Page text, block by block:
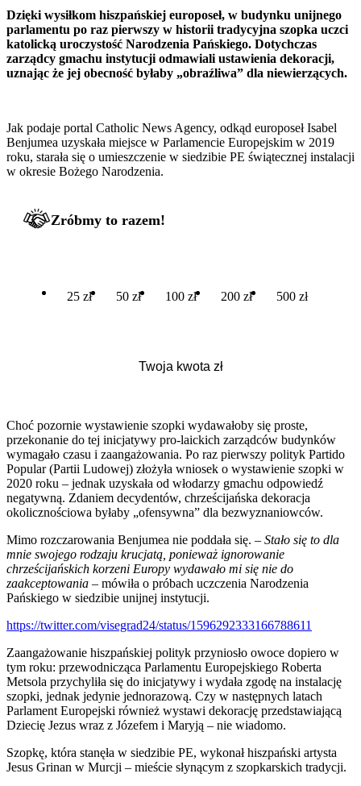
Dzięki wysiłkom hiszpańskiej europoseł, w budynku unijnego
parlamentu po raz pierwszy w historii tradycyjna szopka uczci
katolicką uroczystość Narodzenia Pańskiego. Dotychczas
zarządcy gmachu instytucji odmawiali ustawienia dekoracji,
uznając że jej obecność byłaby „obraźliwa” dla niewierzących.
Jak podaje portal Catholic News Agency, odkąd europoseł Isabel
Benjumea uzyskała miejsce w Parlamencie Europejskim w 2019
roku, starała się o umieszczenie w siedzibie PE świątecznej instalacji
w okresie Bożego Narodzenia.
Zróbmy to razem!
25 zł 50 zł 100 zł 200 zł 500 zł
Choć pozornie wystawienie szopki wydawałoby się proste,
przekonanie do tej inicjatywy pro-laickich zarządców budynków
wymagało czasu i zaangażowania. Po raz pierwszy polityk Partido
Popular (Partii Ludowej) złożyła wniosek o wystawienie szopki w
2020 roku – jednak uzyskała od włodarzy gmachu odpowiedź
negatywną. Zdaniem decydentów, chrześcijańska dekoracja
okolicznościowa byłaby „ofensywna” dla bezwyznaniowców.
Mimo rozczarowania Benjumea nie poddała się. – Stało się to dla
mnie swojego rodzaju krucjatą, ponieważ ignorowanie
chrześcijańskich korzeni Europy wydawało mi się nie do
zaakceptowania – mówiła o próbach uczczenia Narodzenia
Pańskiego w siedzibie unijnej instytucji.
https://twitter.com/visegrad24/status/1596292333166788611
Zaangażowanie hiszpańskiej polityk przyniosło owoce dopiero w
tym roku: przewodnicząca Parlamentu Europejskiego Roberta
Metsola przychyliła się do inicjatywy i wydała zgodę na instalację
szopki, jednak jedynie jednorazową. Czy w następnych latach
Parlament Europejski również wystawi dekorację przedstawiającą
Dziecię Jezus wraz z Józefem i Maryją – nie wiadomo.
Szopkę, która stanęła w siedzibie PE, wykonał hiszpański artysta
Jesus Grinan w Murcji – mieście słynącym z szopkarskich tradycji.